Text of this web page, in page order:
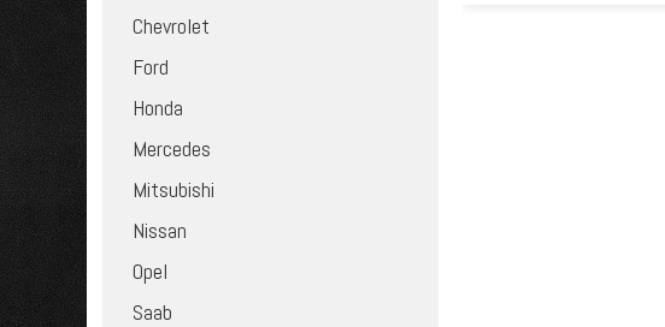
Chevrolet
Ford
Honda
Mercedes
Mitsubishi
Nissan
Opel
Saab